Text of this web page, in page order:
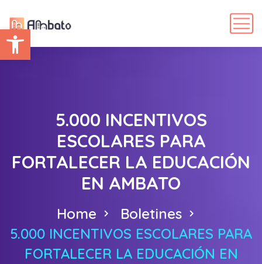
Abrir barra de herramientas
5.000 INCENTIVOS
ESCOLARES PARA
FORTALECER LA EDUCACIÓN
EN AMBATO
Home
Boletines
5.000 INCENTIVOS ESCOLARES PARA
FORTALECER LA EDUCACIÓN EN